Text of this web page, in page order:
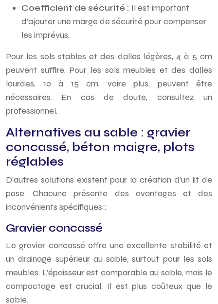
Coefficient de sécurité : Il est important
d’ajouter une marge de sécurité pour compenser
les imprévus.
Pour les sols stables et des dalles légères, 4 à 5 cm
peuvent suffire. Pour les sols meubles et des dalles
lourdes, 10 à 15 cm, voire plus, peuvent être
nécessaires. En cas de doute, consultez un
professionnel.
Alternatives au sable : gravier
concassé, béton maigre, plots
réglables
D’autres solutions existent pour la création d’un lit de
pose. Chacune présente des avantages et des
inconvénients spécifiques :
Gravier concassé
Le gravier concassé offre une excellente stabilité et
un drainage supérieur au sable, surtout pour les sols
meubles. L’épaisseur est comparable au sable, mais le
compactage est crucial. Il est plus coûteux que le
sable.